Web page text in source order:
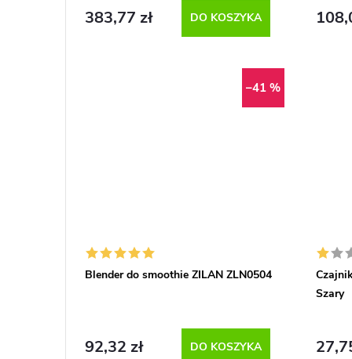
383,77 zł DO KOSZYKA
–41 %
Blender do smoothie ZILAN ZLN0504
92,32 zł DO KOSZYKA
Szary